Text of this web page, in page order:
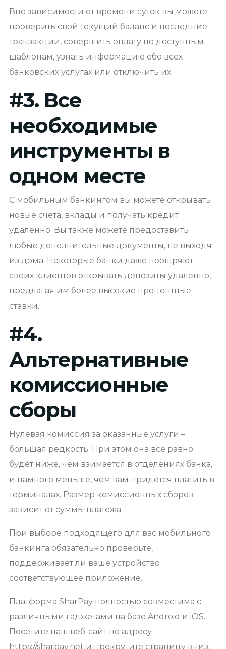
Вне зависимости от времени суток вы можете
проверить свой текущий баланс и последние
транзакции, совершить оплату по доступным
шаблонам, узнать информацию обо всех
банковских услугах или отключить их.
#3. Все
необходимые
инструменты в
одном месте
С мобильным банкингом вы можете открывать
новые счета, вклады и получать кредит
удаленно. Вы также можете предоставить
любые дополнительные документы, не выходя
из дома. Некоторые банки даже поощряют
своих клиентов открывать депозиты удаленно,
предлагая им более высокие процентные
ставки.
#4.
Альтернативные
комиссионные
сборы
Нулевая комиссия за оказанные услуги –
большая редкость. При этом она все равно
будет ниже, чем взимается в отделениях банка,
и намного меньше, чем вам придется платить в
терминалах. Размер комиссионных сборов
зависит от суммы платежа.
При выборе подходящего для вас мобильного
банкинга обязательно проверьте,
поддерживает ли ваше устройство
соответствующее приложение.
Платформа SharPay полностью совместима с
различными гаджетами на базе Android и iOS.
Посетите наш веб-сайт по адресу
https://sharpay.net и прокрутите страницу вниз,